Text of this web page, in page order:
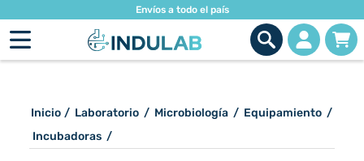
Envíos a todo el país
Inicio / Laboratorio / Microbiología / Equipamiento /
Incubadoras /